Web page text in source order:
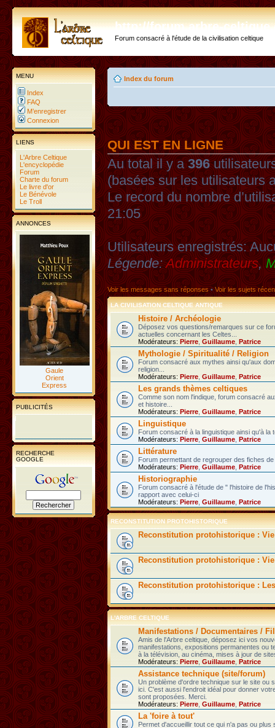
http://forum.arbre-
Forum consacré à l'étude de la civilisation celtique
MENU
Index
FAQ
M’enregistrer
Connexion
LIENS
L'Arbre Celtique
L'encyclopédie
Forum
Charte du forum
Le livre d'or
Le Bénévole
Le Troll
ANNONCES
Gaule
Orient
Express
PUBLICITÉS
RECHERCHE
GOOGLE
Index du forum
QUI EST EN LIGNE
Au total il y a396
(basées sur les utilisateurs
Le record du nombre
21:05
Utilisateurs enregistrés:
Légende:Administrateurs,
Voir les messages sans réponses•Voir les sujets
LA CIVILISATION CELTIQUE ANTIQUE
Histoire / Archéologie
Déposez vos questions/remarques sur ce
actuelles concernant les Celtes...
Modérateurs: Pierre Guillaume Patrice
Mythologie / Spiritualité / Religion
Forum consacré aux mythes ainsi qu'aux
religion...
Modérateurs: Pierre Guillaume Patrice
Les grands thèmes celtiques
Comme son nom l'indique, forum consacré
et histoire...
Modérateurs: Pierre Guillaume Patrice
Linguistique
Forum consacré à la linguistique ainsi qu'à la
Modérateurs: Pierre Guillaume Patrice
Littérature
Forum permettant de regrouper des fiches
Modérateurs: Pierre Guillaume Patrice
Historiographie
Forum consacré à l'étude de " l'histoire de
rapport avec celui-ci
Modérateurs: Pierre Guillaume Patrice
RECONSTITUTION PROTOHISTORIQUE
Reconstitution protohistorique :
Reconstitution protohistorique :
Reconstitution protohistorique :
L'ARBRE CELTIQUE
Manifestations / Documentaires /
Amis de l'Arbre celtique, déposez ici vos
manifestations, expositions permanentes ou
à la télévision, au cinéma, mises à jour de
Modérateurs: Pierre Guillaume Patrice
Assistance technique (site/forum)
Un problème d'ordre technique sur le site ou
ici. C'est aussi l'endroit idéal pour donner
sont proposées. Merci.
Modérateurs: Pierre Guillaume Patrice
La 'foire à tout'
Permet d'accueillir tout ce qui n'a pas ou